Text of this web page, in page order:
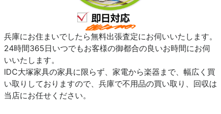
兵庫にお住まいでしたら無料出張査定にお伺いいたします。
24時間365日いつでもお客様の御都合の良いお時間にお伺
いいたします。
IDC大塚家具の家具に限らず、家電から楽器まで、幅広く買
い取りしておりますので、兵庫で不用品の買い取り、回収は
当店にお任せください。